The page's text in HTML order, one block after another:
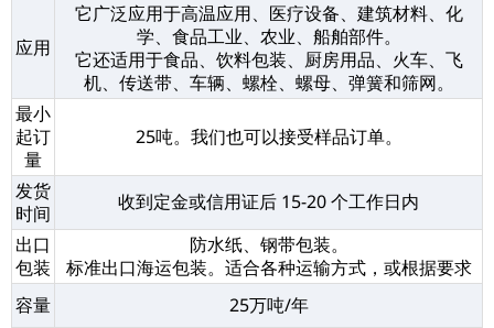
应用
它广泛应用于高温应用、医疗设备、建筑材料、化
学、食品工业、农业、船舶部件。
它还适用于食品、饮料包装、厨房用品、火车、飞
机、传送带、车辆、螺栓、螺母、弹簧和筛网。
最小
起订
量
25吨。我们也可以接受样品订单。
发货
时间
收到定金或信用证后 15-20 个工作日内
出口
包装
防水纸、钢带包装。
标准出口海运包装。适合各种运输方式，或根据要求
容量
25万吨/年